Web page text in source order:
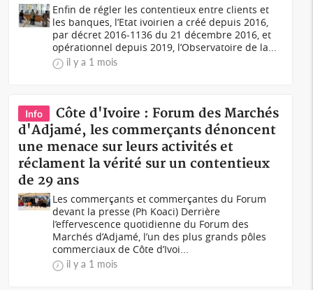
Enfin de régler les contentieux entre clients et
les banques, l’Etat ivoirien a créé depuis 2016,
par décret 2016-1136 du 21 décembre 2016, et
opérationnel depuis 2019, l’Observatoire de la...
il y a 1 mois
Info
Côte d'Ivoire : Forum des Marchés
d'Adjamé, les commerçants dénoncent
une menace sur leurs activités et
réclament la vérité sur un contentieux
de 29 ans
Les commerçants et commerçantes du Forum
devant la presse (Ph Koaci) Derrière
l’effervescence quotidienne du Forum des
Marchés d’Adjamé, l’un des plus grands pôles
commerciaux de Côte d’Ivoi...
il y a 1 mois